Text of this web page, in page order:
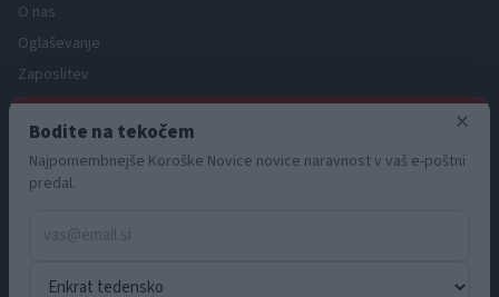
O nas
Oglaševanje
Zaposlitev
Pravno obvestilo
Zasebnost in piškotki
Storitve
Pogoji uporabe
×
Bodite na tekočem
Najpomembnejše Koroške Novice novice naravnost v vaš e-poštni
predal.